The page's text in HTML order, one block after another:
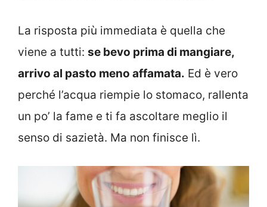
La risposta più immediata è quella che
viene a tutti: se bevo prima di mangiare,
arrivo al pasto meno affamata. Ed è vero
perché l’acqua riempie lo stomaco, rallenta
un po’ la fame e ti fa ascoltare meglio il
senso di sazietà. Ma non finisce lì.